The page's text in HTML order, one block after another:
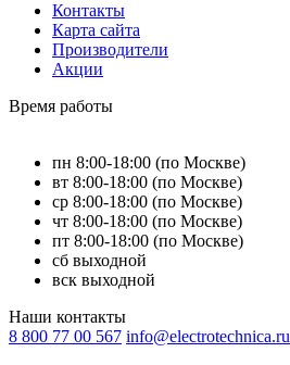
Контакты
Карта сайта
Производители
Акции
Время работы
пн 8:00-18:00 (по Москве)
вт 8:00-18:00 (по Москве)
ср 8:00-18:00 (по Москве)
чт 8:00-18:00 (по Москве)
пт 8:00-18:00 (по Москве)
сб выходной
вск выходной
Наши контакты
8 800 77 00 567 info@electrotechnica.ru